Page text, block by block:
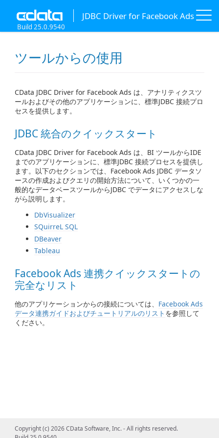
JDBC Driver for Facebook Ads
Build 25.0.9540
ツールからの使用
CData JDBC Driver for Facebook Ads は、アナリティクスツ
ールおよびその他のアプリケーションに、標準JDBC 接続プロ
セスを提供します。
JDBC 統合のクイックスタート
CData JDBC Driver for Facebook Ads は、BI ツールからIDE
までのアプリケーションに、標準JDBC 接続プロセスを提供し
ます。以下のセクションでは、Facebook Ads JDBC データソ
ースの作成およびクエリの開始方法について、いくつかの一
般的なデータベースツールからJDBC でデータにアクセスしな
がら説明します。
DbVisualizer
SQuirreL SQL
DBeaver
Tableau
Facebook Ads 連携クイックスタートの
完全なリスト
他のアプリケーションからの接続については、 Facebook Ads
データ連携ガイドおよびチュートリアルのリスト を参照して
ください。
Copyright (c) 2026 CData Software, Inc. - All rights reserved.